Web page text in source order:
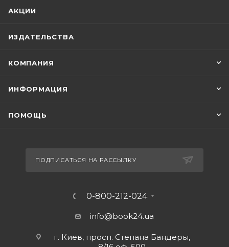
АКЦИИ
ИЗДАТЕЛЬСТВА
КОМПАНИЯ
ИНФОРМАЦИЯ
ПОМОЩЬ
ПОДПИСАТЬСЯ НА РАССЫЛКУ
0-800-212-024
info@book24.ua
г. Киев, просп. Степана Бандеры,